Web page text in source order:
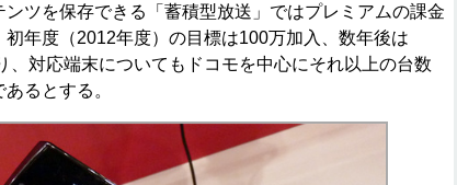
ツを保存できる「蓄積型放送」ではプレミアムの課金
初年度（2012年度）の目標は100万加入、数年後は
、対応端末についてもドコモを中心にそれ以上の台数
るとする。